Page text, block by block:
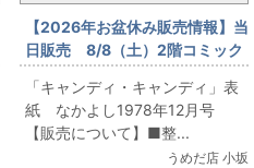
【2026年お盆休み販売情報】当
日販売 8/8（土）2階コミック
フロア「キャンディ・キャンデ
ィ」表紙 なかよし1978年12月
号
「キャンディ・キャンディ」表
紙 なかよし1978年12月号
【販売について】■整...
うめだ店 小坂